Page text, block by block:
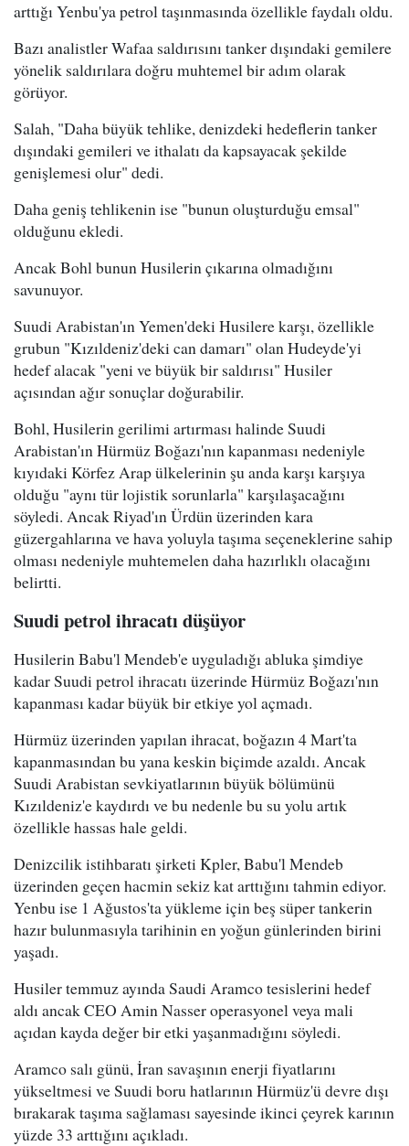
arttığı Yenbu'ya petrol taşınmasında özellikle faydalı oldu.
Bazı analistler Wafaa saldırısını tanker dışındaki gemilere
yönelik saldırılara doğru muhtemel bir adım olarak
görüyor.
Salah, "Daha büyük tehlike, denizdeki hedeflerin tanker
dışındaki gemileri ve ithalatı da kapsayacak şekilde
genişlemesi olur" dedi.
Daha geniş tehlikenin ise "bunun oluşturduğu emsal"
olduğunu ekledi.
Ancak Bohl bunun Husilerin çıkarına olmadığını
savunuyor.
Suudi Arabistan'ın Yemen'deki Husilere karşı, özellikle
grubun "Kızıldeniz'deki can damarı" olan Hudeyde'yi
hedef alacak "yeni ve büyük bir saldırısı" Husiler
açısından ağır sonuçlar doğurabilir.
Bohl, Husilerin gerilimi artırması halinde Suudi
Arabistan'ın Hürmüz Boğazı'nın kapanması nedeniyle
kıyıdaki Körfez Arap ülkelerinin şu anda karşı karşıya
olduğu "aynı tür lojistik sorunlarla" karşılaşacağını
söyledi. Ancak Riyad'ın Ürdün üzerinden kara
güzergahlarına ve hava yoluyla taşıma seçeneklerine sahip
olması nedeniyle muhtemelen daha hazırlıklı olacağını
belirtti.
Suudi petrol ihracatı düşüyor
Husilerin Babu'l Mendeb'e uyguladığı abluka şimdiye
kadar Suudi petrol ihracatı üzerinde Hürmüz Boğazı'nın
kapanması kadar büyük bir etkiye yol açmadı.
Hürmüz üzerinden yapılan ihracat, boğazın 4 Mart'ta
kapanmasından bu yana keskin biçimde azaldı. Ancak
Suudi Arabistan sevkiyatlarının büyük bölümünü
Kızıldeniz'e kaydırdı ve bu nedenle bu su yolu artık
özellikle hassas hale geldi.
Denizcilik istihbaratı şirketi Kpler, Babu'l Mendeb
üzerinden geçen hacmin sekiz kat arttığını tahmin ediyor.
Yenbu ise 1 Ağustos'ta yükleme için beş süper tankerin
hazır bulunmasıyla tarihinin en yoğun günlerinden birini
yaşadı.
Husiler temmuz ayında Saudi Aramco tesislerini hedef
aldı ancak CEO Amin Nasser operasyonel veya mali
açıdan kayda değer bir etki yaşanmadığını söyledi.
Aramco salı günü, İran savaşının enerji fiyatlarını
yükseltmesi ve Suudi boru hatlarının Hürmüz'ü devre dışı
bırakarak taşıma sağlaması sayesinde ikinci çeyrek karının
yüzde 33 arttığını açıkladı.